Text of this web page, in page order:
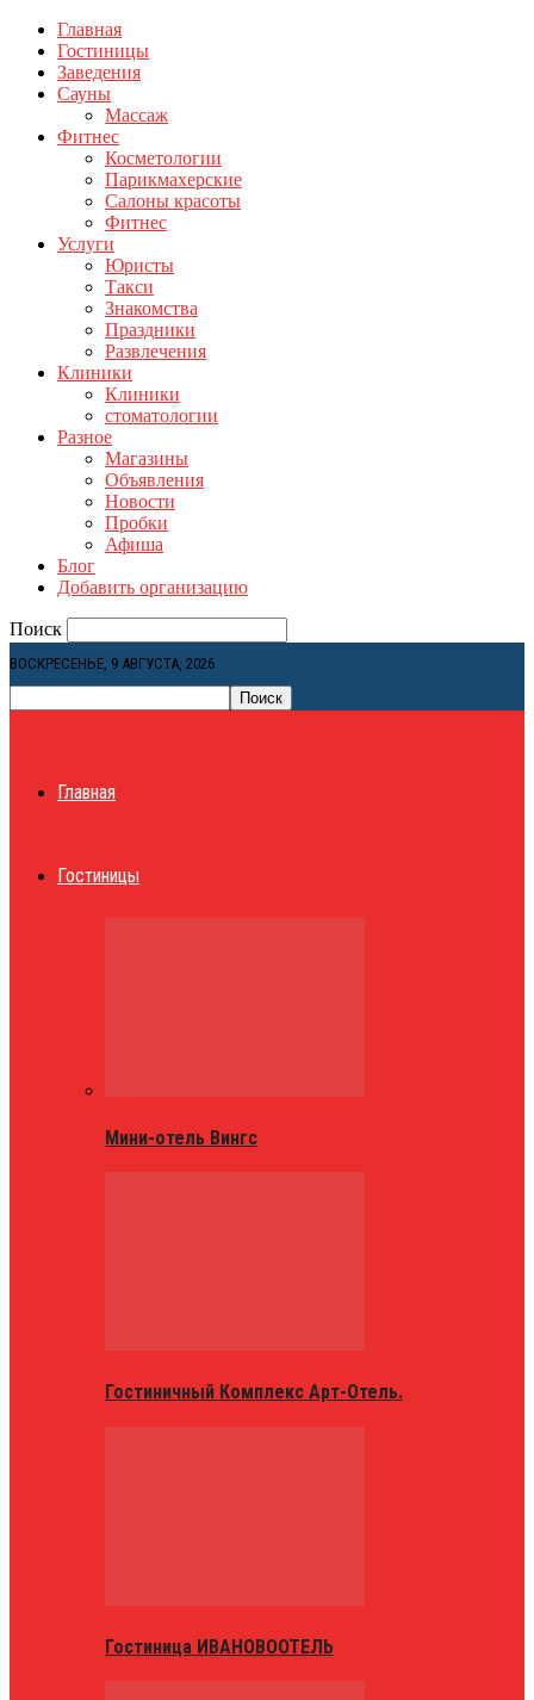
Главная
Гостиницы
Заведения
Сауны
Массаж
Фитнес
Косметологии
Парикмахерские
Салоны красоты
Фитнес
Услуги
Юристы
Такси
Знакомства
Праздники
Развлечения
Клиники
Клиники
стоматологии
Разное
Магазины
Объявления
Новости
Пробки
Афиша
Блог
Добавить организацию
Поиск
ВОСКРЕСЕНЬЕ, 9 АВГУСТА, 2026
Главная
Гостиницы
Мини-отель Вингс
Гостиничный Комплекс Арт-Отель.
Гостиница ИВАНОВООТЕЛЬ